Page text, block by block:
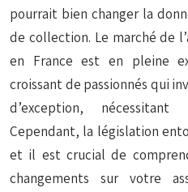
pourrait bien changer la
de collection. Le marché de
en France est en pleine
croissant de passionnés qui
d’exception,
Cependant, la législation
et il est crucial de
changements sur votre